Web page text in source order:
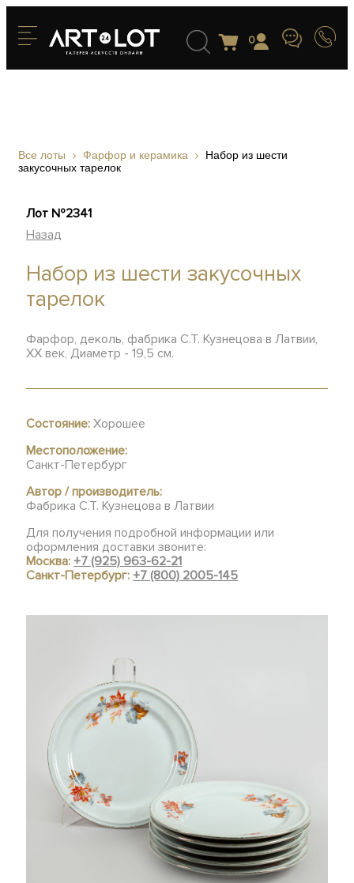
0
Все лоты Фарфор и керамика
Набор из шести
закусочных тарелок
Лот №2341
Назад
Набор из шести закусочных
тарелок
Фарфор, деколь, фабрика С.Т. Кузнецова в Латвии,
XX век, Диаметр - 19,5 см.
Состояние: Хорошее
Местоположение:
Санкт-Петербург
Автор / производитель:
Фабрика С.Т. Кузнецова в Латвии
Для получения подробной информации или
оформления доставки звоните:
Москва:+7 (925) 963-62-21
Санкт-Петербург:+7 (800) 2005-145